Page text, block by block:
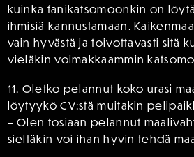
kuinka fanikatsomoonkin on
ihmisiä kannustamaan.
vain hyvästä ja toivottavasti sitä
vieläkin voimakkaammin
11. Oletko pelannut koko urasi
löytyykö CV:stä muitakin
– Olen tosiaan pelannut
sieltäkin voi ihan hyvin tehdä